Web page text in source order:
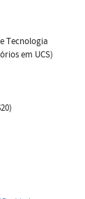
Tecnologia
em UCS)